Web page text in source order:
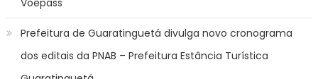
Voepass
Prefeitura de Guaratinguetá divulga novo cronograma
dos editais da PNAB – Prefeitura Estância Turística